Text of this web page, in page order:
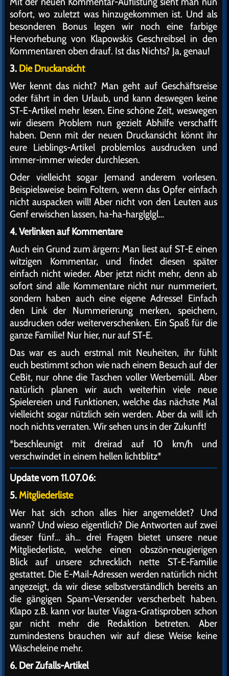
sofort, wo zuletzt was hinzugekommen ist. Und als
besonderen Bonus legen wir noch eine farbige
Hervorhebung von Klapowskis Geschreibsel in den
Kommentaren oben drauf. Ist das Nichts? Ja, genau!
3. Die Druckansicht
Wer kennt das nicht? Man geht auf Geschäftsreise
oder fährt in den Urlaub, und kann deswegen keine
ST-E-Artikel mehr lesen. Eine schöne Zeit, weswegen
wir diesem Problem nun gezielt Abhilfe verschafft
haben. Denn mit der neuen Druckansicht könnt ihr
eure Lieblings-Artikel problemlos ausdrucken und
immer-immer wieder durchlesen.
Oder vielleicht sogar Jemand anderem vorlesen.
Beispielsweise beim Foltern, wenn das Opfer einfach
nicht auspacken will! Aber nicht von den Leuten aus
Genf erwischen lassen, ha-ha-harglglgl…
4. Verlinken auf Kommentare
Auch ein Grund zum ärgern: Man liest auf ST-E einen
witzigen Kommentar, und findet diesen später
einfach nicht wieder. Aber jetzt nicht mehr, denn ab
sofort sind alle Kommentare nicht nur nummeriert,
sondern haben auch eine eigene Adresse! Einfach
den Link der Nummerierung merken, speichern,
ausdrucken oder weiterverschenken. Ein Spaß für die
ganze Familie! Nur hier, nur auf ST-E.
Das war es auch erstmal mit Neuheiten, ihr fühlt
euch bestimmt schon wie nach einem Besuch auf der
CeBit, nur ohne die Taschen voller Werbemüll. Aber
natürlich planen wir auch weiterhin viele neue
Spielereien und Funktionen, welche das nächste Mal
vielleicht sogar nützlich sein werden. Aber da will ich
noch nichts verraten. Wir sehen uns in der Zukunft!
*beschleunigt mit dreirad auf 10 km/h und
verschwindet in einem hellen lichtblitz*
Update vom 11.07.06:
5. Mitgliederliste
Wer hat sich schon alles hier angemeldet? Und
wann? Und wieso eigentlich? Die Antworten auf zwei
dieser fünf… äh… drei Fragen bietet unsere neue
Mitgliederliste, welche einen obszön-neugierigen
Blick auf unsere schrecklich nette ST-E-Familie
gestattet. Die E-Mail-Adressen werden natürlich nicht
angezeigt, da wir diese selbstverständlich bereits an
die gängigen Spam-Versender verscherbelt haben.
Klapo z.B. kann vor lauter Viagra-Gratisproben schon
gar nicht mehr die Redaktion betreten. Aber
zumindestens brauchen wir auf diese Weise keine
Wäscheleine mehr.
6. Der Zufalls-Artikel